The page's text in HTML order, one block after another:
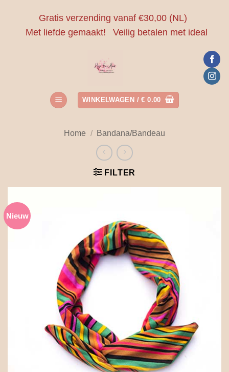
Gratis verzending vanaf €30,00 (NL)
Met liefde gemaakt!
Veilig betalen met ideal
WINKELWAGEN /€ 0.00
Home / Bandana/Bandeau
FILTER
Nieuw